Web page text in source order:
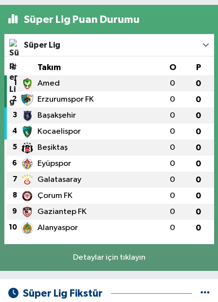
Süper Lig Puan Durumu
Süper Lig
# Takım O P
1 Amed 0 0
2 Erzurumspor FK 0 0
3 Başakşehir 0 0
4 Kocaelispor 0 0
5 Beşiktaş 0 0
6 Eyüpspor 0 0
7 Galatasaray 0 0
8 Çorum FK 0 0
9 Gaziantep FK 0 0
10 Alanyaspor 0 0
Detaylar için tıklayın
Süper Lig Fikstür